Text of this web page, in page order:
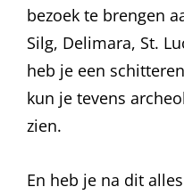
bezoek te brengen
Silg, Delimara, St.
heb je een
kun je tevens
zien.
En heb je na dit